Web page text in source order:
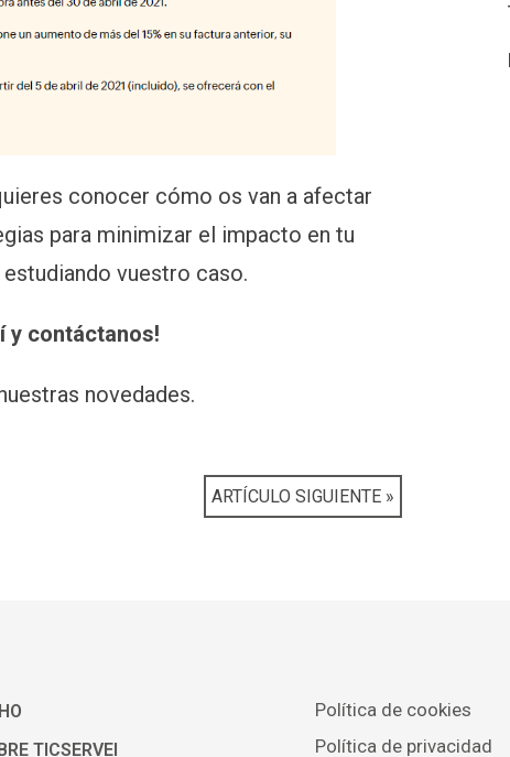
conocer cómo os van a afectar
para minimizar el impacto en tu
vuestro caso.
y contáctanos!
novedades.
ARTÍCULO SIGUIENTE »
TICSERVEI
Política de cookies
Política de privacidad